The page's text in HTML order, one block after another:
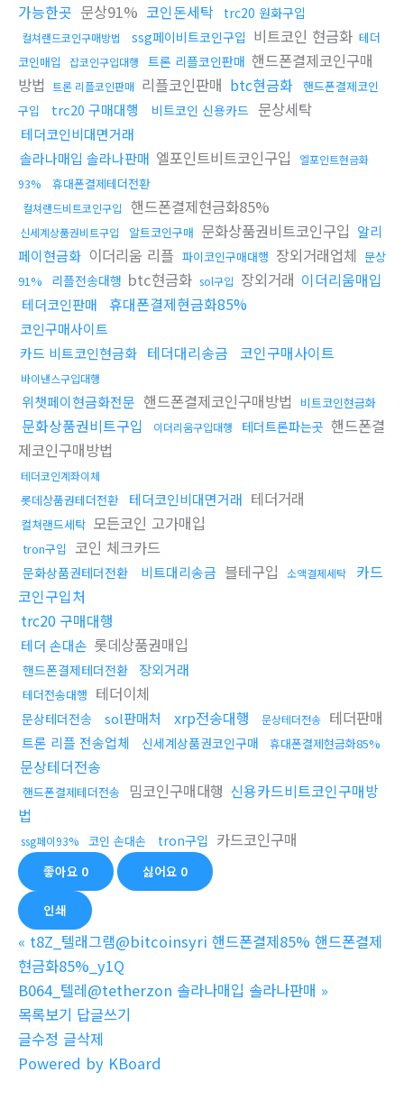
가능한곳 문상91% 코인돈세탁 trc20 원화구입
컬쳐랜드코인구매방법 ssg페이비트코인구입 비트코인 현금화 테더
코인매입
잡코인구입대행 트론 리플코인판매 핸드폰결제코인구매
방법
트론 리플코인판매 리플코인판매 btc현금화 핸드폰결제코인
구입
trc20 구매대행 비트코인 신용카드 문상세탁
테더코인비대면거래
솔라나매입 솔라나판매 엘포인트비트코인구입
엘포인트현금화
93%
휴대폰결제테더전환
컬쳐랜드비트코인구입 핸드폰결제현금화85%
신세계상품권비트구입 알트코인구매 문화상품권비트코인구입 알리
페이현금화 이더리움 리플 파이코인구매대행 장외거래업체 문상
91%
리플전송대행 btc현금화 sol구입 장외거래 이더리움매입
테더코인판매 휴대폰결제현금화85%
코인구매사이트
카드 비트코인현금화 테더대리송금 코인구매사이트
바이낸스구입대행
위챗페이현금화전문 핸드폰결제코인구매방법 비트코인현금화
문화상품권비트구입 이더리움구입대행 테더트론파는곳 핸드폰결
제코인구매방법
테더코인계좌이체
롯데상품권테더전환 테더코인비대면거래 테더거래
컬쳐랜드세탁 모든코인 고가매입
tron구입 코인 체크카드
문화상품권테더전환 비트대리송금 블테구입 소액결제세탁
카드
코인구입처
trc20 구매대행
테더 손대손 롯데상품권매입
핸드폰결제테더전환 장외거래
테더전송대행 테더이체
문상테더전송 sol판매처 xrp전송대행 문상테더전송 테더판매
트론 리플 전송업체 신세계상품권코인구매 휴대폰결제현금화85%
문상테더전송
핸드폰결제테더전송 밈코인구매대행 신용카드비트코인구매방
법
ssg페이93% 코인 손대손 tron구입 카드코인구매
좋아요 0 싫어요 0
인쇄
« t8Z_텔래그램@bitcoinsyri 핸드폰결제85% 핸드폰결제
현금화85%_y1Q
B064_텔레@tetherzon 솔라나매입 솔라나판매 »
목록보기 답글쓰기
글수정 글삭제
Powered by KBoard